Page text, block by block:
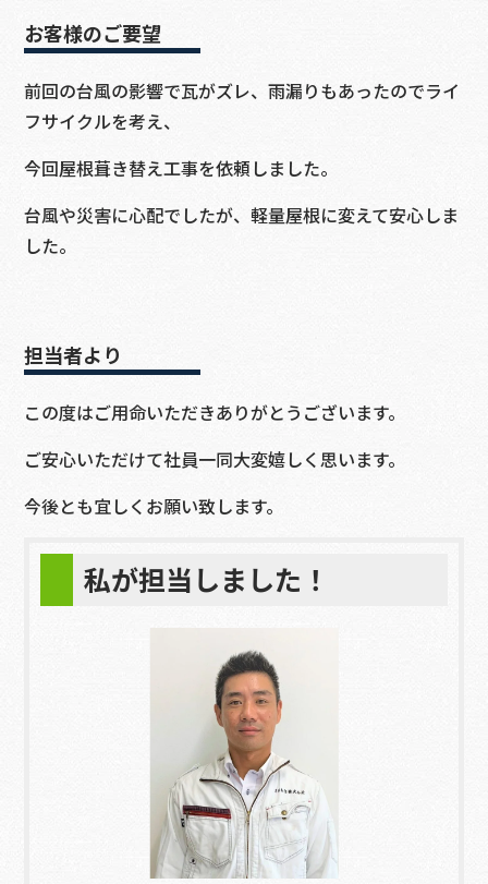
お客様のご要望
前回の台風の影響で瓦がズレ、雨漏りもあったのでライ
フサイクルを考え、
今回屋根葺き替え工事を依頼しました。
台風や災害に心配でしたが、軽量屋根に変えて安心しま
した。
担当者より
この度はご用命いただきありがとうございます。
ご安心いただけて社員一同大変嬉しく思います。
今後とも宜しくお願い致します。
私が担当しました！